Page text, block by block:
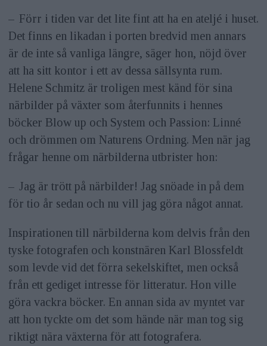
Hemsida www.heleneschmitz.se
– Förr i tiden var det lite fint att ha en ateljé i huset.
Det finns en likadan i porten bredvid men annars
är de inte så vanliga längre, säger hon, nöjd över
att ha sitt kontor i ett av dessa sällsynta rum.
Helene Schmitz är troligen mest känd för sina
närbilder på växter som återfunnits i hennes
böcker Blow up och System och Passion: Linné
och drömmen om Naturens Ordning. Men när jag
frågar henne om närbilderna utbrister hon:
– Jag är trött på närbilder! Jag snöade in på dem
för tio år sedan och nu vill jag göra något annat.
Inspirationen till närbilderna kom delvis från den
tyske fotografen och konstnären Karl Blossfeldt
som levde vid det förra sekelskiftet, men också
från ett gediget intresse för litteratur. Hon ville
göra vackra böcker. En annan sida av myntet var
att hon tyckte om det som hände när man tog sig
riktigt nära växterna för att fotografera.